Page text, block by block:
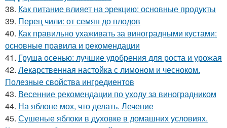
38. Как питание влияет на эрекцию: основные продукты
39. Перец чили: от семян до плодов
40. Как правильно ухаживать за виноградными кустами:
основные правила и рекомендации
41. Груша осенью: лучшие удобрения для роста и урожая
42. Лекарственная настойка с лимоном и чесноком.
Полезные свойства ингредиентов
43. Весенние рекомендации по уходу за виноградником
44. На яблоне мох, что делать. Лечение
45. Сушеные яблоки в духовке в домашних условиях.